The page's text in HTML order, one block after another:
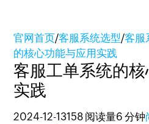
官网首页/客服系统选型/客服
的核心功能与应用实践
客服工单系统的
实践
2024-12-13158 阅读量6 分钟